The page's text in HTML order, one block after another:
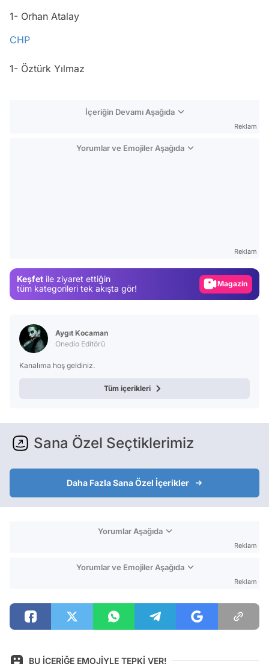
1- Orhan Atalay
CHP
1- Öztürk Yılmaz
İçeriğin Devamı Aşağıda
Reklam
Yorumlar ve Emojiler Aşağıda
Reklam
Keşfet ile ziyaret ettiğin
tüm kategorileri tek akışta gör!
Magazin
Aygıt Kocaman
Onedio Editörü
Kanalıma hoş geldiniz.
Tüm içerikleri
Sana Özel Seçtiklerimiz
Daha Fazla Sana Özel İçerikler
Yorumlar Aşağıda
Reklam
Yorumlar ve Emojiler Aşağıda
Reklam
BU İÇERİĞE EMOJİYLE TEPKİ VER!